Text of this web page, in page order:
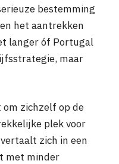
bestemming
het aantrekken
langer óf Portugal
maar
zichzelf op de
plek voor
zich in een
met minder